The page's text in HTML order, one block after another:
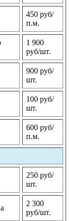
450 руб/
п.м.
1 900
руб/шт.
900 руб/
шт.
100 руб/
шт.
600 руб/
п.м.
250 руб/
шт.
2 300
руб/шт.